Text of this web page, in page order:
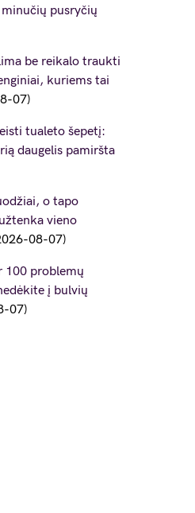
pusryčių
be reikalo traukti
kuriems tai
07
tualeto šepetį:
daugelis pamiršta
o tapo
vieno
08-07
100 problemų
į bulvių
07